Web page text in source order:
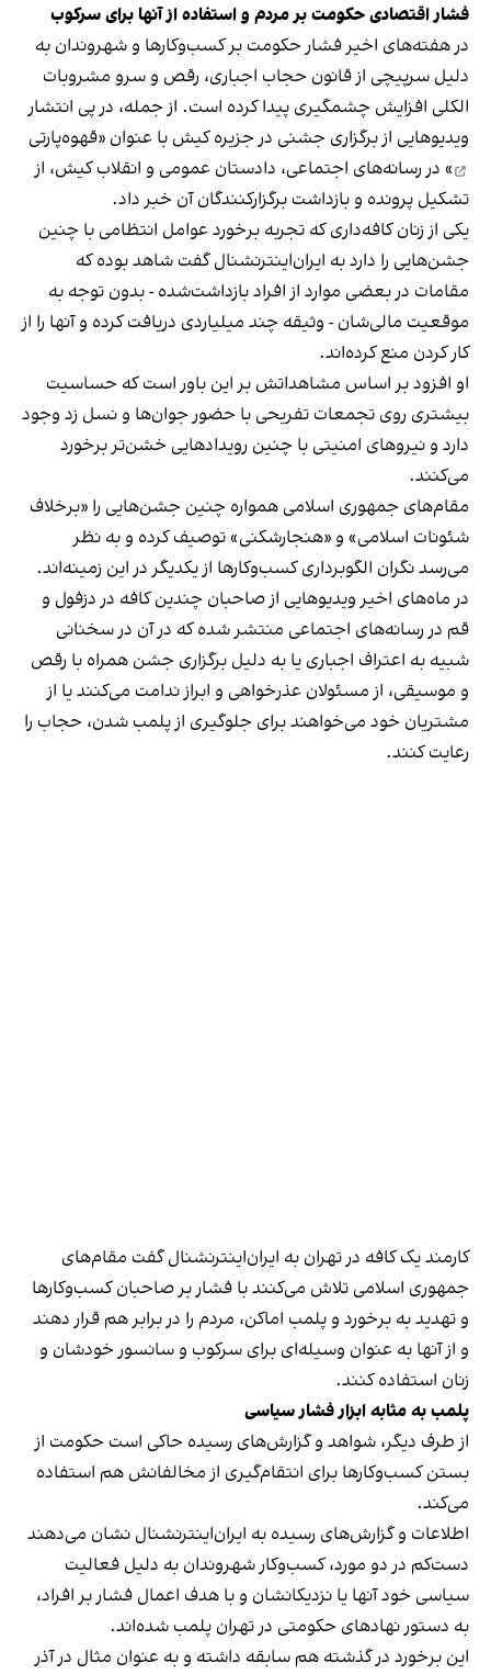
فشار اقتصادی حکومت بر مردم و استفاده از آنها برای سرکوب
در هفته‌های اخیر فشار حکومت بر کسب‌وکارها و شهروندان به
دلیل سرپیچی از قانون حجاب اجباری، رقص و سرو مشروبات
الکلی افزایش چشمگیری پیدا کرده است. از جمله، در پی انتشار
ویدیوهایی از برگزاری جشنی در جزیره کیش با عنوان «قهوه‌پارتی
» در رسانه‌های اجتماعی، دادستان عمومی و انقلاب کیش، از
تشکیل پرونده و بازداشت برگزارکنندگان آن خبر داد.
یکی از زنان کافه‌داری که تجربه برخورد عوامل انتظامی با چنین
جشن‌هایی را دارد به ایران‌اینترنشنال گفت شاهد بوده که
مقامات در بعضی موارد از افراد بازداشت‌‌شده - بدون توجه به
موقعیت مالی‌شان - وثیقه چند میلیاردی دریافت کرده و آنها را از
کار کردن منع کرده‌اند.
او افزود بر اساس مشاهداتش بر این باور است که حساسیت
بیشتری روی تجمعات تفریحی با حضور جوان‌ها و نسل زد وجود
دارد و نیروهای امنیتی با چنین رویدادهایی خشن‌تر برخورد
می‌کنند.
مقام‌های جمهوری اسلامی همواره چنین جشن‌هایی را «برخلاف
شئونات اسلامی» و «هنجارشکنی» توصیف کرده و به نظر
می‌رسد نگران الگوبرداری کسب‌وکارها از یکدیگر در این زمینه‌اند.
در ماه‌های اخیر ویدیوهایی از صاحبان چندین کافه در دزفول و
قم در رسانه‌های اجتماعی منتشر شده که در آن در سخنانی
شبیه به اعتراف اجباری یا به دلیل برگزاری جشن همراه با رقص
و موسیقی، از مسئولان عذرخواهی و ابراز ندامت می‌کنند یا از
مشتریان خود می‌خواهند برای جلوگیری از پلمب شدن، حجاب را
رعایت کنند.
کارمند یک کافه در تهران به ایران‌اینترنشنال گفت مقام‌های
جمهوری اسلامی تلاش می‌کنند با فشار بر صاحبان کسب‌وکارها
و تهدید به برخورد و پلمب اماکن، مردم را در برابر هم قرار دهند
و از آنها به عنوان وسیله‌ای برای سرکوب و سانسور خودشان و
زنان استفاده کنند.
پلمب به مثابه ابزار فشار سیاسی
از طرف دیگر، شواهد و گزارش‌های رسیده حاکی است حکومت از
بستن کسب‌وکارها برای انتقام‌گیری از مخالفانش هم استفاده
می‌کند.
اطلاعات و گزارش‌های رسیده به ایران‌اینترنشنال نشان می‌دهند
دست‌کم در دو مورد، کسب‌وکار شهروندان به دلیل فعالیت
سیاسی خود آنها یا نزدیکانشان و با هدف اعمال فشار بر افراد،
به دستور نهادهای حکومتی در تهران پلمب شده‌اند.
این برخورد در گذشته هم سابقه داشته و به عنوان مثال در آذر